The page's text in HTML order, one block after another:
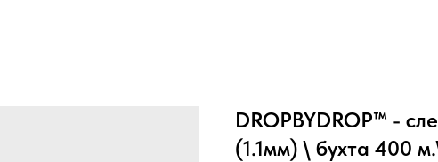
DROPBYDROP™ -
(1.1мм) \ бухта 400